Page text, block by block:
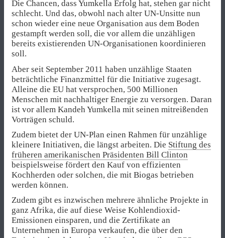
Die Chancen, dass Yumkella Erfolg hat, stehen gar nicht
schlecht. Und das, obwohl nach alter UN-Unsitte nun
schon wieder eine neue Organisation aus dem Boden
gestampft werden soll, die vor allem die unzähligen
bereits existierenden UN-Organisationen koordinieren
soll.
Aber seit September 2011 haben unzählige Staaten
beträchtliche Finanzmittel für die Initiative zugesagt.
Alleine die EU hat versprochen, 500 Millionen
Menschen mit nachhaltiger Energie zu versorgen. Daran
ist vor allem Kandeh Yumkella mit seinen mitreißenden
Vorträgen schuld.
Zudem bietet der UN-Plan einen Rahmen für unzählige
kleinere Initiativen, die längst arbeiten. Die Stiftung des
früheren amerikanischen Präsidenten Bill Clinton
beispielsweise fördert den Kauf von effizienten
Kochherden oder solchen, die mit Biogas betrieben
werden können.
Zudem gibt es inzwischen mehrere ähnliche Projekte in
ganz Afrika, die auf diese Weise Kohlendioxid-
Emissionen einsparen, und die Zertifikate an
Unternehmen in Europa verkaufen, die über den